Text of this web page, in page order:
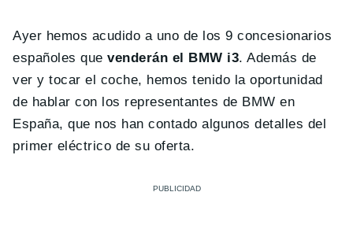
Ayer hemos acudido a uno de los 9 concesionarios
españoles quevenderán el BMW i3. Además de
ver y tocar el coche, hemos tenido la oportunidad
de hablar con los representantes de BMW en
España, que nos han contado algunos detalles del
primer eléctrico de su oferta.